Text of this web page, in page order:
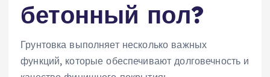
бетонный пол?
Грунтовка выполняет несколько важных
функций, которые обеспечивают долговечность и